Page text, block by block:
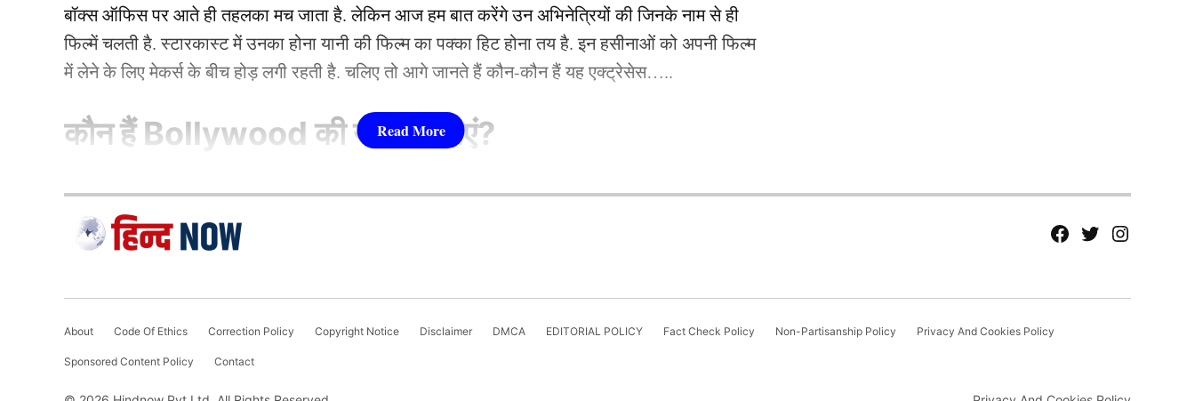
बॉक्स ऑफिस पर आते ही तहलका मच जाता है. लेकिन आज हम बात करेंगे उन अभिनेत्रियों की जिनके नाम से ही
फिल्में चलती है. स्टारकास्ट में उनका होना यानी की फिल्म का पक्का हिट होना तय है. इन हसीनाओं को अपनी फिल्म
में लेने के लिए मेकर्स के बीच होड़ लगी रहती है. चलिए तो आगे जानते हैं कौन-कौन हैं यह एक्ट्रेसेस…..
कौन हैंBollywood की यह हसीनाएं?
1.दीपिका पादुकोण ( Deepika Padukone)
फिल्मों में ‘कॉकटेल’, ‘छपाक’, ‘पठान’, ‘जवान’ और ‘कल्कि 2898 AD’ भी शामिल है.
fb Tw tw
About Code Of Ethics Correction Policy Copyright Notice Disclaimer DMCA EDITORIAL POLICY Fact Check Policy Non-Partisanship Policy Privacy And Cookies Policy
Sponsored Content Policy Contact